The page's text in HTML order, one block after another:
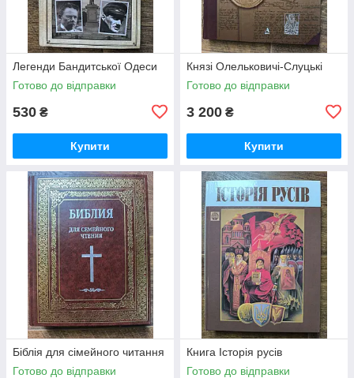
Легенди Бандитської Одеси
Готово до відправки
530 ₴
Купити
Князі Олельковичі-Слуцькі
Готово до відправки
3 200 ₴
Купити
Біблія для сімейного читання
Готово до відправки
Книга Історія русiв
Готово до відправки